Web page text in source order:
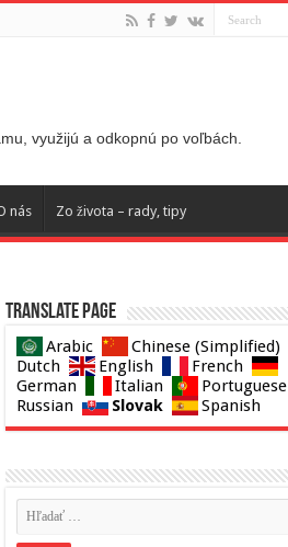
využijú a odkopnú po voľbách.
nás Zo života – rady, tipy
Translate page
Arabic
Chinese (Simplified)
Dutch
English
French
German
Italian
Portuguese
Russian
Slovak Spanish